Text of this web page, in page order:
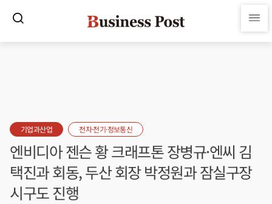
기업과산업 전자·전기·정보통신
엔비디아 젠슨 황 크래프톤 장병규·엔씨 김
택진과 회동, 두산 회장 박정원과 잠실구장
시구도 진행